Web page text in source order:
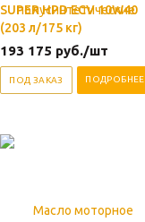
SUPER HPD ECV 10W40
(203 л/175 кг)
193 175 руб./шт
ПОД ЗАКАЗ ПОДРОБНЕЕ